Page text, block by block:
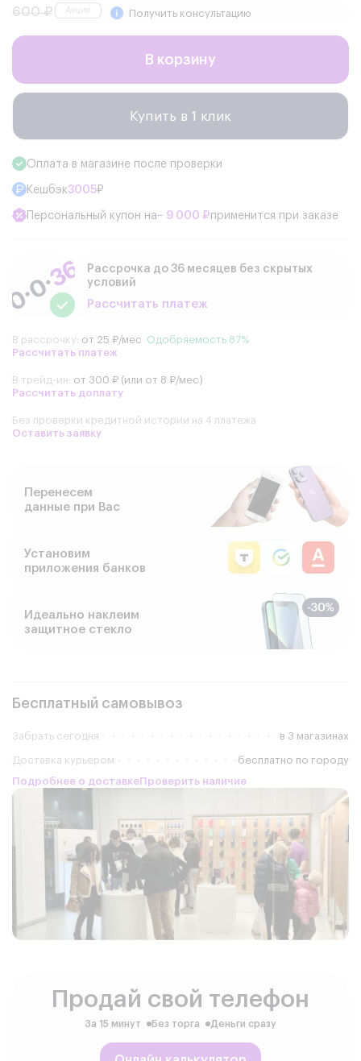
600 ₽ Получить консультацию
В корзину
Купить в 1 клик
Оплата в магазине после проверки
Кешбэк3005₽
Персональный купон на− 9 000 ₽применится при заказе
Рассрочка до 36 месяцев без скрытых
условий
Рассчитать платеж
В рассрочку: от 25 ₽/мес Одобряемость 87%
Рассчитать платеж
В трейд-ин: от 300 ₽ (или от 8 ₽/мес)
Рассчитать доплату
Без проверки кредитной истории на 4 платежа
Оставить заявку
Перенесем
данные при Вас
Установим
приложения банков
Идеально наклеим
защитное стекло
Бесплатный самовывоз
Забрать сегодня в 3 магазинах
Доставка курьером
бесплатно по городу
Подробнее о доставкеПроверить наличие
Продай свой телефон
За 15 минут Без торга Деньги сразу